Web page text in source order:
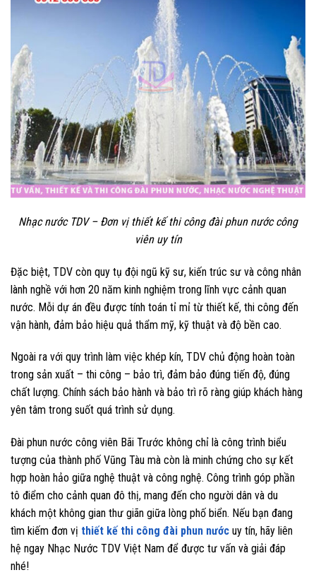
Nhạc nước TDV – Đơn vị thiết kế thi công đài phun nước công
viên uy tín
Đặc biệt, TDV còn quy tụ đội ngũ kỹ sư, kiến trúc sư và công nhân
lành nghề với hơn 20 năm kinh nghiệm trong lĩnh vực cảnh quan
nước. Mỗi dự án đều được tính toán tỉ mỉ từ thiết kế, thi công đến
vận hành, đảm bảo hiệu quả thẩm mỹ, kỹ thuật và độ bền cao.
Ngoài ra với quy trình làm việc khép kín, TDV chủ động hoàn toàn
trong sản xuất – thi công – bảo trì, đảm bảo đúng tiến độ, đúng
chất lượng. Chính sách bảo hành và bảo trì rõ ràng giúp khách hàng
yên tâm trong suốt quá trình sử dụng.
Đài phun nước công viên Bãi Trước không chỉ là công trình biểu
tượng của thành phố Vũng Tàu mà còn là minh chứng cho sự kết
hợp hoàn hảo giữa nghệ thuật và công nghệ. Công trình góp phần
tô điểm cho cảnh quan đô thị, mang đến cho người dân và du
khách một không gian thư giãn giữa lòng phố biển. Nếu bạn đang
tìm kiếm đơn vị thiết kế thi công đài phun nước uy tín, hãy liên
hệ ngay Nhạc Nước TDV Việt Nam để được tư vấn và giải đáp
nhé!